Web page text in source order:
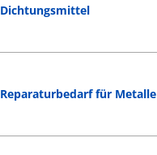
Dichtungsmittel
Reparaturbedarf für Metalle